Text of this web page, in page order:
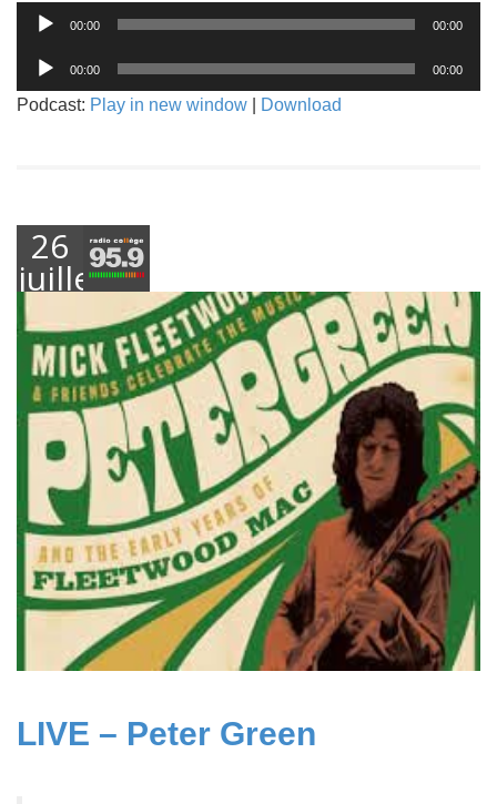
Lecteur
audio
00:00 00:00
Lecteur
audio
00:00 00:00
Podcast: Play in new window Download
26
juillet
2021
LIVE – Peter Green